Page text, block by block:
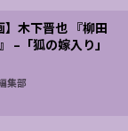
】木下晋也 『柳田
–「狐の嫁入り」
集部